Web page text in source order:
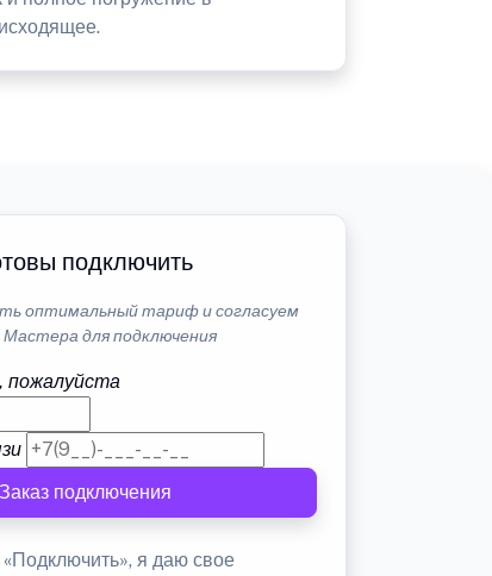
подключить
оптимальный тариф и согласуем
Мастера для подключения
пожалуйста
Заказ подключения
я даю свое